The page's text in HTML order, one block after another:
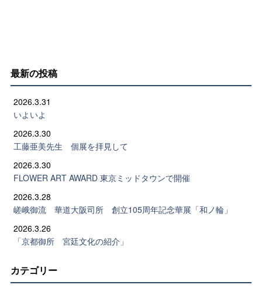
最新の投稿
2026.3.31
いよいよ
2026.3.30
工藤亜美先生 個展を拝見して
2026.3.30
FLOWER ART AWARD 東京ミッドタウンで開催
2026.3.28
嵯峨御流 華道大阪司所 創立105周年記念華展「和ノ輪」
2026.3.26
「京都御所 宮廷文化の紹介」
カテゴリー